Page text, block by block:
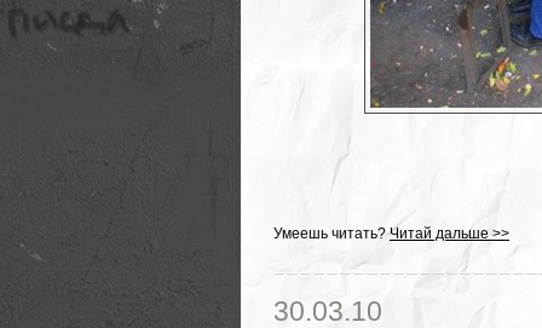
Умеешь читать?Читай дальше >>
30.03.10